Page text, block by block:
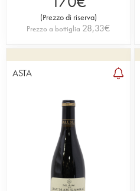
(Prezzo di riserva)
Prezzo a bottiglia 28,33€
ASTA